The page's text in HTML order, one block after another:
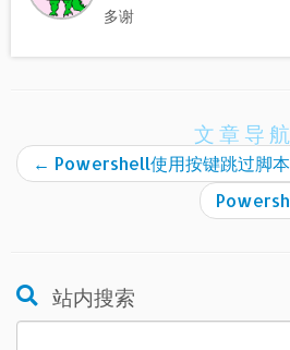
多谢
文章导航
← Powershell使用按键跳过脚
站内搜索